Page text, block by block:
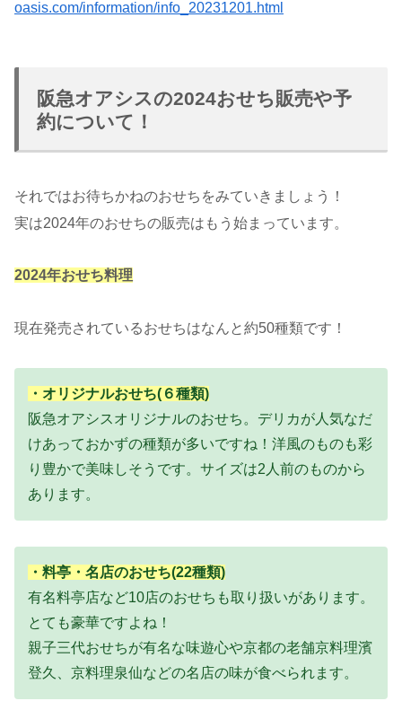
oasis.com/information/info_20231201.html
阪急オアシスの2024おせち販売や予
約について！
それではお待ちかねのおせちをみていきましょう！
実は2024年のおせちの販売はもう始まっています。
2024年おせち料理
現在発売されているおせちはなんと約50種類です！
・オリジナルおせち(６種類)
阪急オアシスオリジナルのおせち。デリカが人気なだ
けあっておかずの種類が多いですね！洋風のものも彩
り豊かで美味しそうです。サイズは2人前のものから
あります。
・料亭・名店のおせち(22種類)
有名料亭店など10店のおせちも取り扱いがあります。
とても豪華ですよね！
親子三代おせちが有名な味遊心や京都の老舗京料理濱
登久、京料理泉仙などの名店の味が食べられます。